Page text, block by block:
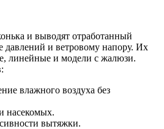
и выводят отработанный
давлений и ветровому напору. Их
линейные и модели с жалюзи.
влажного воздуха без
насекомых.
вытяжки.